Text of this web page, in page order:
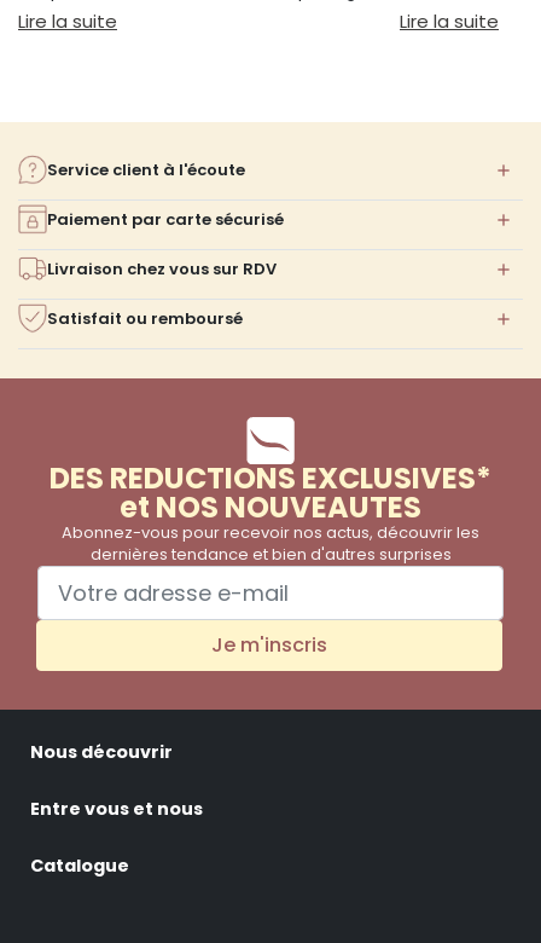
et à votre confort.
Lire la suite : Guide pour choisir un canapé selon sa taille
réellement
Lire la suite
Service client à l'écoute
Paiement par carte sécurisé
Livraison chez vous sur RDV
Satisfait ou remboursé
DES REDUCTIONS EXCLUSIVES*
et NOS NOUVEAUTES
Abonnez-vous pour recevoir nos actus, découvrir les
dernières tendance et bien d'autres surprises
Je m'inscris
Nous découvrir
Entre vous et nous
Catalogue